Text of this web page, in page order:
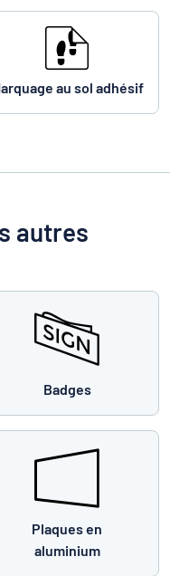
au sol adhésif
autres
Badges
Plaques en
aluminium